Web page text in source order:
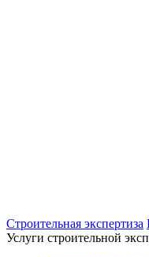
Строительная экспертиза
Услуги строительной